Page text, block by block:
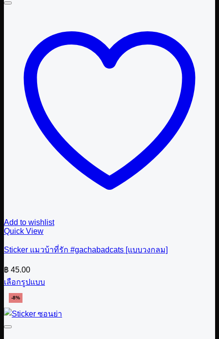
Add to wishlist
Quick View
Sticker แมวบ้าที่รัก #gachabadcats [แบบวงกลม]
฿ 45.00
เลือกรูปแบบ
This
product
has
multiple
variants.
-8%